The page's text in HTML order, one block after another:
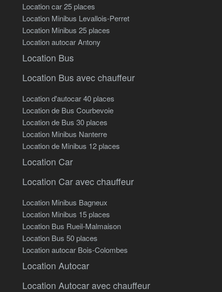
Location car 25 places
Location Minibus Levallois-Perret
Location Minibus 25 places
Location autocar Antony
Location Bus
Location Bus avec chauffeur
Location d'autocar 40 places
Location de Bus Courbevoie
Location de Bus 30 places
Location Minibus Nanterre
Location de Minibus 12 places
Location Car
Location Car avec chauffeur
Location Minibus Bagneux
Location Minibus 15 places
Location Bus Rueil-Malmaison
Location Bus 50 places
Location autocar Bois-Colombes
Location Autocar
Location Autocar avec chauffeur